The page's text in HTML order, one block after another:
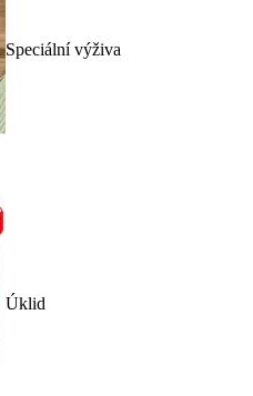
Speciální výživa
Úklid